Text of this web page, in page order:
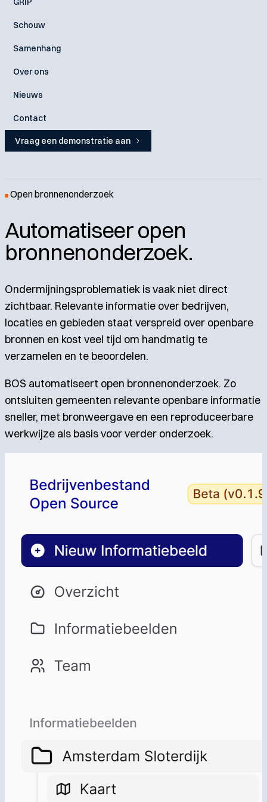
Schouw
Samenhang
Over ons
Nieuws
Contact
Vraag een demonstratie aan
Open bronnenonderzoek
Automatiseer open
bronnenonderzoek.
Ondermijningsproblematiek is vaak niet direct
zichtbaar. Relevante informatie over bedrijven,
locaties en gebieden staat verspreid over openbare
bronnen en kost veel tijd om handmatig te
verzamelen en te beoordelen.
BOS automatiseert open bronnenonderzoek. Zo
ontsluiten gemeenten relevante openbare informatie
sneller, met bronweergave en een reproduceerbare
werkwijze als basis voor verder onderzoek.